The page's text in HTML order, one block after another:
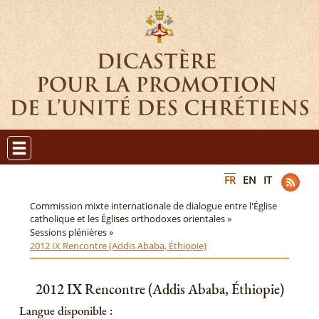
FR EN IT
Commission mixte internationale de dialogue entre l'Église
catholique et les Églises orthodoxes orientales »
Sessions plénières »
2012 IX Rencontre (Addis Ababa, Éthiopie)
2012 IX Rencontre (Addis Ababa, Éthiopie)
Langue disponible :